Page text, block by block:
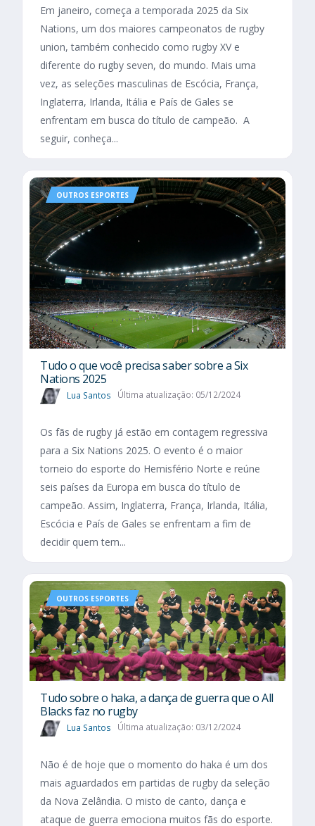
Em janeiro, começa a temporada 2025 da Six
Nations, um dos maiores campeonatos de rugby
union, também conhecido como rugby XV e
diferente do rugby seven, do mundo. Mais uma
vez, as seleções masculinas de Escócia, França,
Inglaterra, Irlanda, Itália e País de Gales se
enfrentam em busca do título de campeão. A
seguir, conheça...
OUTROS ESPORTES
Tudo o que você precisa saber sobre a Six
Nations 2025​
Lua Santos Última atualização: 05/12/2024
Os fãs de rugby já estão em contagem regressiva
para a Six Nations 2025. O evento é o maior
torneio do esporte do Hemisfério Norte e reúne
seis países da Europa em busca do título de
campeão. Assim, Inglaterra, França, Irlanda, Itália,
Escócia e País de Gales se enfrentam a fim de
decidir quem tem...
OUTROS ESPORTES
Tudo sobre o haka, a dança de guerra que o All
Blacks faz no rugby
Lua Santos Última atualização: 03/12/2024
Não é de hoje que o momento do haka é um dos
mais aguardados em partidas de rugby da seleção
da Nova Zelândia. O misto de canto, dança e
ataque de guerra emociona muitos fãs do esporte.